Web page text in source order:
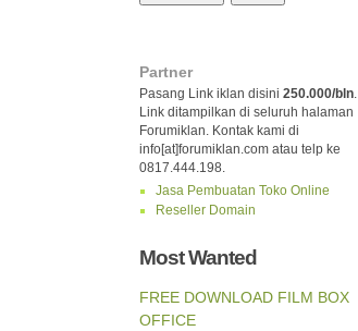
Partner
Pasang Link iklan disini 250.000/bln.
Link ditampilkan di seluruh halaman
Forumiklan. Kontak kami di
info[at]forumiklan.com atau telp ke
0817.444.198.
Jasa Pembuatan Toko Online
Reseller Domain
Most Wanted
FREE DOWNLOAD FILM BOX
OFFICE